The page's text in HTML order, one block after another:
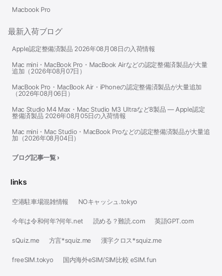
Macbook Pro
最新入荷ブログ
Apple認定整備済製品 2026年08月08日の入荷情報
Mac mini・MacBook Pro・MacBook Airなどの認定整備済製品が大量
追加（2026年08月07日）
MacBook Pro・MacBook Air・iPhoneの認定整備済製品が大量追加
（2026年08月06日）
Mac Studio M4 Max・Mac Studio M3 Ultraなど8製品 — Apple認定
整備済製品 2026年08月05日の入荷情報
Mac mini・Mac Studio・MacBook Proなどの認定整備済製品が大量追
加（2026年08月04日）
ブログ記事一覧 ›
links
空港駐車場混雑情報 NOキャッシュ.tokyo
今年は令和何年?何年.net 読める？難読.com 英語GPT.com
sQuiz.me 方言*squiz.me 漢字クロス*squiz.me
freeSIM.tokyo 国内海外eSIM/SIM比較 eSIM.fun